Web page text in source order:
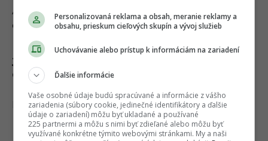
A ešte ťa popritom sleduje, či si to užívaš tak
oduševnene ako on. Tak určiteee.
Jeho nadržané pohľady ťa viac
odrádzajú od sexu, akoby ťa mali
nažhaviť
No ani vizuálne.
Personalizovaná reklama a obsah, meranie reklamy a
obsahu, prieskum cieľových skupín a vývoj služieb
Uchovávanie alebo prístup k informáciám na zariadení
Ďalšie informácie
Vaše osobné údaje budú spracúvané a informácie z vášho
zariadenia (súbory cookie, jedinečné identifikátory a ďalšie
údaje o zariadení) môžu byť ukladané a používané
225 partnermi a môžu s nimi byť zdieľané alebo môžu byť
využívané konkrétne týmito webovými stránkami. My a naši